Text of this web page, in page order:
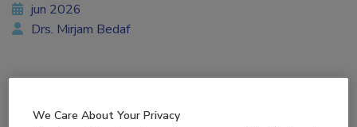
jun 2026
Drs. Mirjam Bedaf
Hematologie
We Care About Your Privacy